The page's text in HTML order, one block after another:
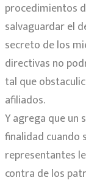
procedimientos
salvaguardar el
secreto de los
directivas no
tal que
afiliados.
Y agrega que un
finalidad cuando
representantes
contra de los